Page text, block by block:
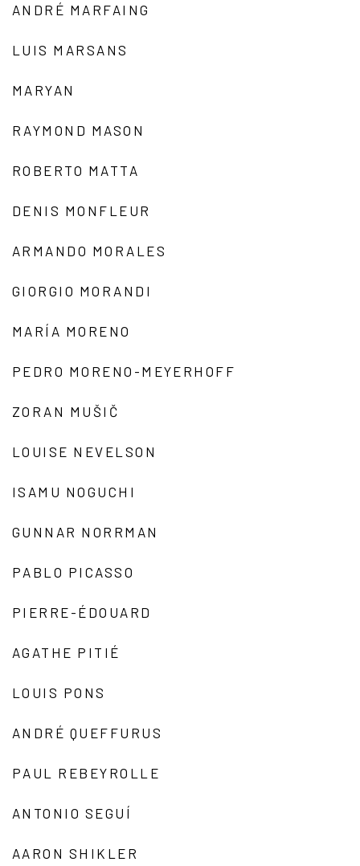
ANDRÉ MARFAING
LUIS MARSANS
MARYAN
RAYMOND MASON
ROBERTO MATTA
DENIS MONFLEUR
ARMANDO MORALES
GIORGIO MORANDI
MARÍA MORENO
PEDRO MORENO-MEYERHOFF
ZORAN MUŠIČ
LOUISE NEVELSON
ISAMU NOGUCHI
GUNNAR NORRMAN
PABLO PICASSO
PIERRE-ÉDOUARD
AGATHE PITIÉ
LOUIS PONS
ANDRÉ QUEFFURUS
PAUL REBEYROLLE
ANTONIO SEGUÍ
AARON SHIKLER